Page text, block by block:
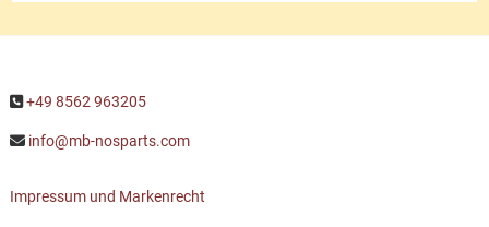
+49 8562 963205
info@mb-nosparts.com
Impressum und Markenrecht